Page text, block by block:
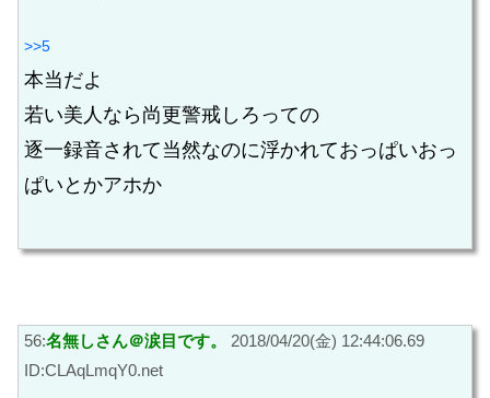
>>5
本当だよ
若い美人なら尚更警戒しろっての
逐一録音されて当然なのに浮かれておっぱいおっ
ぱいとかアホか
56:名無しさん＠涙目です。
2018/04/20(金) 12:44:06.69
ID:CLAqLmqY0.net